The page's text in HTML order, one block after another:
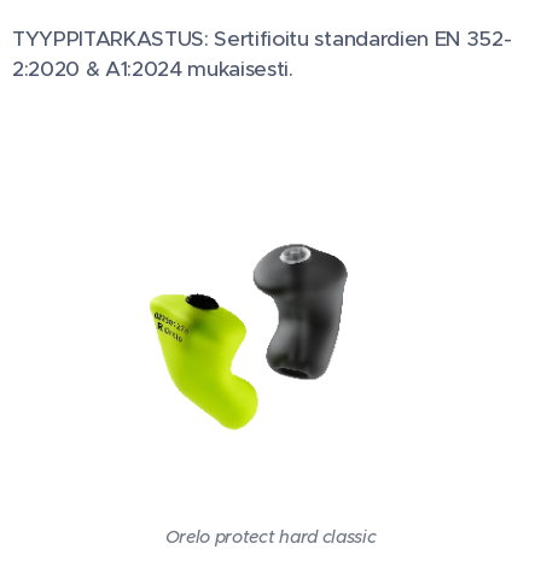
TYYPPITARKASTUS: Sertifioitu standardien EN 352-
2:2020 & A1:2024 mukaisesti.
Orelo protect hard classic